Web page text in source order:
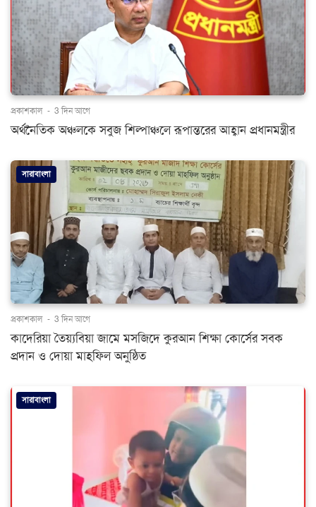
প্রকাশকাল - 3 দিন আগে
অর্থনৈতিক অঞ্চলকে সবুজ শিল্পাঞ্চলে রূপান্তরের আহ্বান প্রধানমন্ত্রীর
সারাবাংলা
প্রকাশকাল - 3 দিন আগে
কাদেরিয়া তৈয়্যবিয়া জামে মসজিদে কুরআন শিক্ষা কোর্সের সবক
প্রদান ও দোয়া মাহফিল অনুষ্ঠিত
সারাবাংলা